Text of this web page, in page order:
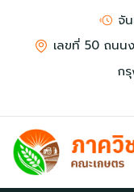
จั
เลขที่ 50 ถนน
ก